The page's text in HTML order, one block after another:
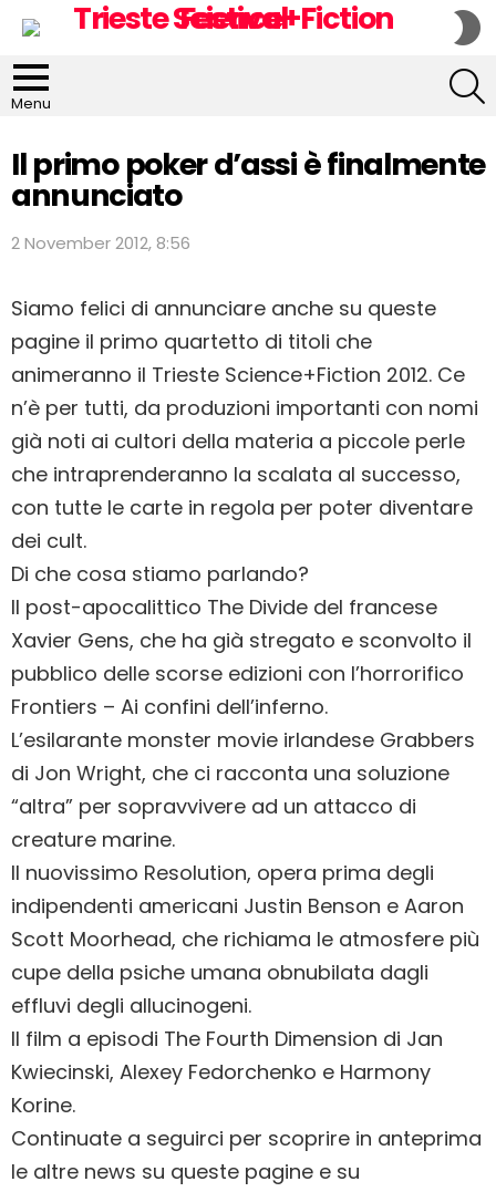
Menu
Il primo poker d’assi è finalmente
annunciato
2 November 2012, 8:56
Siamo felici di annunciare anche su queste
pagine il primo quartetto di titoli che
animeranno il Trieste Science+Fiction 2012. Ce
n’è per tutti, da produzioni importanti con nomi
già noti ai cultori della materia a piccole perle
che intraprenderanno la scalata al successo,
con tutte le carte in regola per poter diventare
dei cult.
Di che cosa stiamo parlando?
Il post-apocalittico The Divide del francese
Xavier Gens, che ha già stregato e sconvolto il
pubblico delle scorse edizioni con l’horrorifico
Frontiers – Ai confini dell’inferno.
L’esilarante monster movie irlandese Grabbers
di Jon Wright, che ci racconta una soluzione
“altra” per sopravvivere ad un attacco di
creature marine.
Il nuovissimo Resolution, opera prima degli
indipendenti americani Justin Benson e Aaron
Scott Moorhead, che richiama le atmosfere più
cupe della psiche umana obnubilata dagli
effluvi degli allucinogeni.
Il film a episodi The Fourth Dimension di Jan
Kwiecinski, Alexey Fedorchenko e Harmony
Korine.
Continuate a seguirci per scoprire in anteprima
le altre news su queste pagine e su